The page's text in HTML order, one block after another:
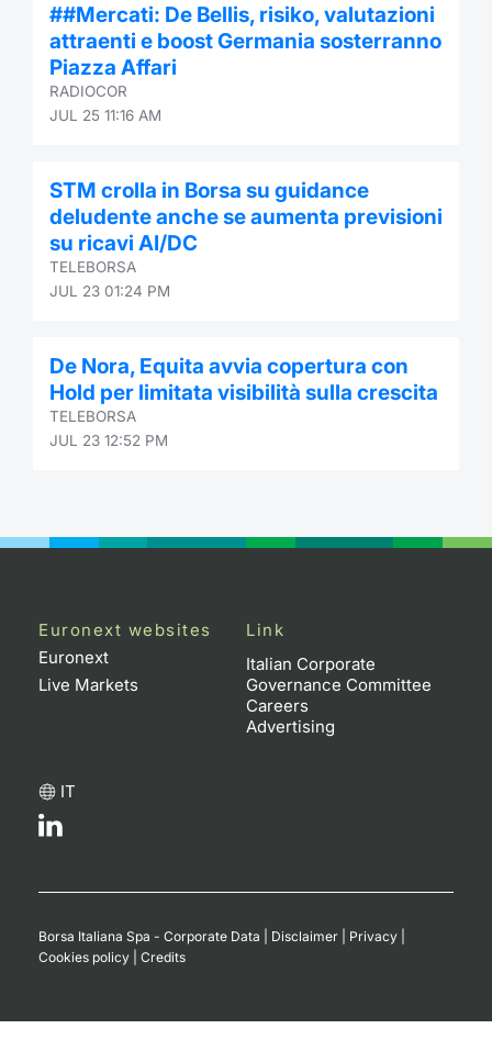
##Mercati: De Bellis, risiko, valutazioni
attraenti e boost Germania sosterranno
Piazza Affari
RADIOCOR
JUL 25 11:16 AM
STM crolla in Borsa su guidance
deludente anche se aumenta previsioni
su ricavi AI/DC
TELEBORSA
JUL 23 01:24 PM
De Nora, Equita avvia copertura con
Hold per limitata visibilità sulla crescita
TELEBORSA
JUL 23 12:52 PM
Euronext websites
Euronext
Live Markets
Link
Italian Corporate
Governance Committee
Careers
Advertising
IT
Borsa Italiana Spa - Corporate Data Disclaimer Privacy
Cookies policy
Credits